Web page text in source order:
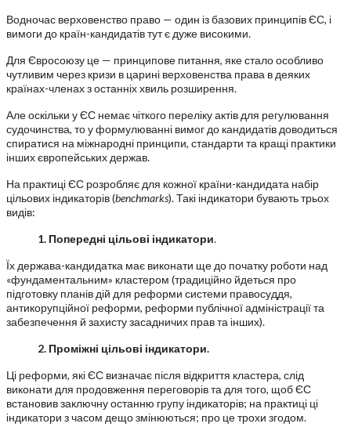
Водночас верховенство право — один із базових принципів ЄС, і
вимоги до країн-кандидатів тут є дуже високими.
Для Євросоюзу це — принципове питання, яке стало особливо
чутливим через кризи в царині верховенства права в деяких
країнах-членах з останніх хвиль розширення.
Але оскільки у ЄС немає чіткого переліку актів для регулювання
судочинства, то у формулюванні вимог до кандидатів доводиться
спиратися на міжнародні принципи, стандарти та кращі практики
інших європейських держав.
На практиці ЄС розробляє для кожної країни-кандидата набір
цільових індикаторів (benchmarks). Такі індикатори бувають трьох
видів:
1. Попередні цільові індикатори.
Їх держава-кандидатка має виконати ще до початку роботи над
«фундаментальним» кластером (традиційно йдеться про
підготовку планів дій для реформи системи правосуддя,
антикорупційної реформи, реформи публічної адміністрації та
забезпечення й захисту засадничих прав та інших).
2. Проміжні цільові індикатори.
Ці реформи, які ЄС визначає після відкриття кластера, слід
виконати для продовження переговорів та для того, щоб ЄС
встановив заключну останню групу індикаторів; на практиці ці
індикатори з часом дещо змінюються; про це трохи згодом.